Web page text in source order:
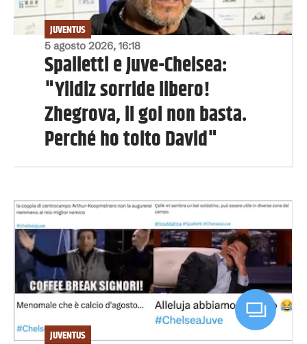
5 agosto 2026, 16:18
JUVENTUS
Spalletti e Juve-Chelsea:
"Yildiz sorride libero!
Zhegrova, il gol non basta.
Perché ho tolto David"
JUVENTUS